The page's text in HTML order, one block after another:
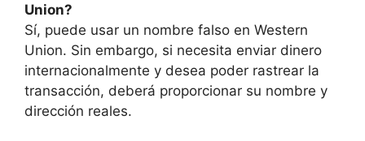
Union?
Sí, puede usar un nombre falso en Western
Union. Sin embargo, si necesita enviar dinero
internacionalmente y desea poder rastrear la
transacción, deberá proporcionar su nombre y
dirección reales.